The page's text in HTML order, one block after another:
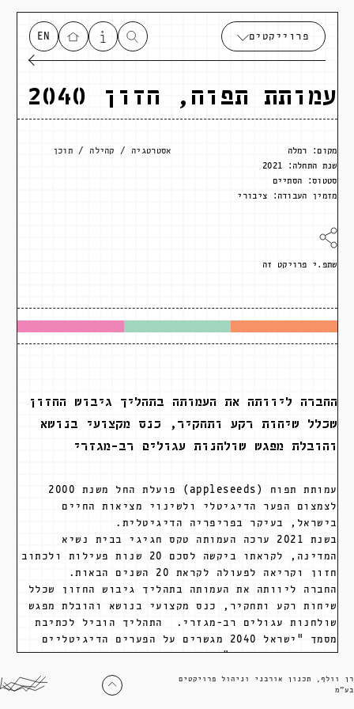
פרוייקטים EN
עמותת תפוח, חזון 2040
אסטרטגיה קהילה תוכן מקום:
רמלה
שנת התחלה:
סטטוס:
הסתיים
מזמין העבודה:
ציבורי
שתפ.י פרויקט זה
החברה ליוותה את העמותה בתהליך גיבוש החזון
שכלל שיחות רקע ותחקיר, כנס מקצועי בנושא
והובלת מפגש שולחנות עגולים רב-מגזרי
עמותת תפוח (appleseeds) פועלת החל משנת 2000
לצמצום הפער הדיגיטלי ולשינוי מציאות החיים
בישראל, בעיקר בפריפריה הדיגיטלית.
בשנת 2021 ערכה העמותה טקס חגיגי בבית נשיא
המדינה, לקראתו ביקשה לסכם 20 שנות פעילות ולכתוב
חזון וקריאה לפעולה לקראת 20 השנים הבאות.
החברה ליוותה את העמותה בתהליך גיבוש החזון שכלל
שיחות רקע ותחקיר, כנס מקצועי בנושא והובלת מפגש
שולחנות עגולים רב-מגזרי. התהליך הוביל לכתיבת
מסמך "ישראל 2040 מגשרים על הפערים הדיגיטליים
והחברתיים בישראל". לצד גיבוש המסמך הפיקה החברה
וכן שת"פ אמנותי ייחודי שהוצג בבית הנשיא. עוד
רן וולף, תכנון אורבני וניהול פרויקטים
בע״מ